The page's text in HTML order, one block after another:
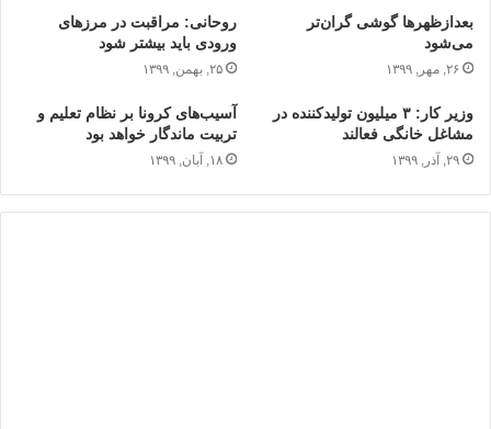
بعدازظهرها گوشی گران‌تر
می‌شود
۲۶, مهر, ۱۳۹۹
روحانی: مراقبت در مرزهای
ورودی باید بیشتر شود
۲۵, بهمن, ۱۳۹۹
وزیر کار: ۳ میلیون تولیدکننده در
مشاغل خانگی فعالند
۲۹, آذر, ۱۳۹۹
آسیب‌های کرونا بر نظام تعلیم و
تربیت ماندگار خواهد بود
۱۸, آبان, ۱۳۹۹